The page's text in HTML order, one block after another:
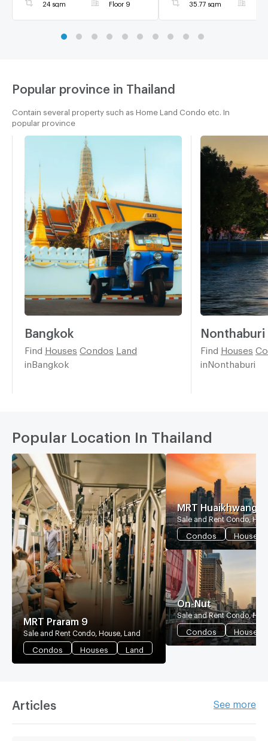
24 sqm Floor 9 35.77 sqm
Popular province in Thailand
Contain several property such as Home Land Condo etc. In
popular province
Bangkok
Find Houses Condos Land
inBangkok
Nonthaburi
Find Houses
inNonthaburi
Popular Location In Thailand
MRT Praram 9
Sale and Rent Condo, House, Land
Condos Houses Land
MRT Huaikhwang
Sale and Rent Condo,
Condos Houses
On-Nut
Sale and Rent Condo,
Condos Houses
Articles See more